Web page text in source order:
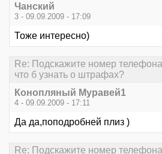
Чанский
3 - 09.09.2009 - 17:09
Тоже интересно)
Re: Подскажите номер
что б узнать о штрафах?
Конопляный Муравей1
4 - 09.09.2009 - 17:11
Да да,поподробней плиз )
Re: Подскажите номер